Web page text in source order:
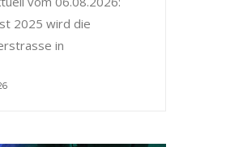
2025 wird die
in